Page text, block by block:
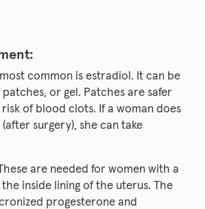
common is estradiol. It can be
patches, or gel. Patches are safer
of blood clots. If a woman does
surgery), she can take
are needed for women with a
inside lining of the uterus. The
progesterone and